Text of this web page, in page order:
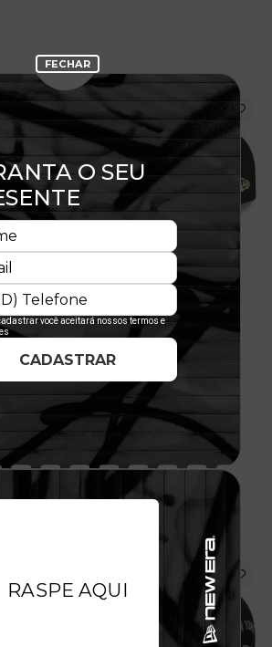
NOVIDADE
Boné 9FIFTY Pré-Curved
Utah Jazz Suede
R$ 349,99
Em até 6x de 58,33 sem
juros